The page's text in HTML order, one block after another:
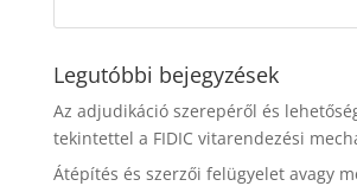
Legutóbbi bejegyzések
Az adjudikáció szerepéről és
tekintettel a FIDIC vitarendezési
Átépítés és szerzői felügyelet avagy